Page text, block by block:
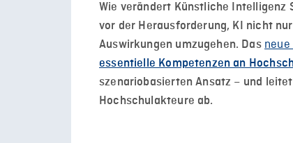
Wie verändert Künstliche Intelligenz
vor der Herausforderung, KI nicht
Auswirkungen umzugehen. Das
essentielle Kompetenzen an
szenariobasierten Ansatz – und
Hochschulakteure ab.